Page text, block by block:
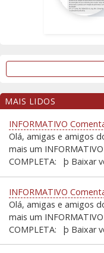
MAIS LIDOS
INFORMATIVO
Olá, amigas e amigos
mais um
COMPLETA: þ Baixar
INFORMATIVO
Olá, amigas e amigos
mais um
COMPLETA: þ Baixar